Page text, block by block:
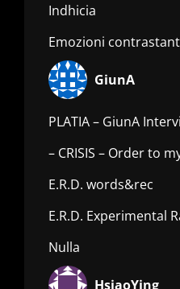
Indhicia
Emozioni
GiunA
PLATIA – GiunA
– CRISIS – Order to
E.R.D. words&rec
E.R.D. Experimental
Nulla
HsiaoYing